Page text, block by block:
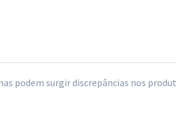
podem surgir discrepâncias nos